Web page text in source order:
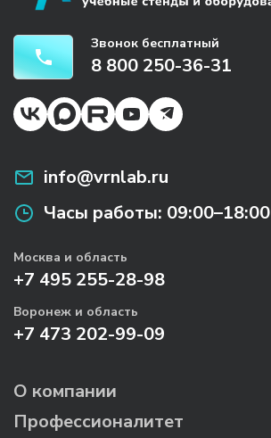
Звонок бесплатный
8 800 250-36-31
info@vrnlab.ru
Часы работы: 09:00–18:00
Москва и область
+7 495 255-28-98
Воронеж и область
+7 473 202-99-09
О компании
Профессионалитет